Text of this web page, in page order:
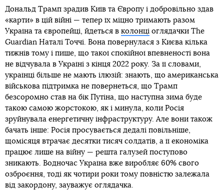
Дональд Трамп зрадив Київ та Європу і добровільно здав
«карти» в цій війні — тепер їх міцно тримають разом
Україна та європейці, йдеться в колонці оглядачки The
Guardian Наталі Точчі. Вона повернулася з Києва кілька
тижнів тому і пише, що такої спокійної впевненості вона
не відчувала в Україні з кінця 2022 року. За її словами,
українці більше не мають ілюзій: знають, що американська
військова підтримка не повернеться, що Трамп
безсоромно став на бік Путіна, що наступна зима буде
такою самою жорстокою, як і минула, коли Росія
зруйнувала енергетичну інфраструктуру. Але вони також
бачать інше: Росія просувається дедалі повільніше,
щомісяця втрачає десятки тисяч солдатів, а її економіка
працює лише на війну — решта галузей поступово
зникають. Водночас Україна вже виробляє 60% свого
озброєння, тоді як чотири роки тому повністю залежала
від закордону, зауважує оглядачка.